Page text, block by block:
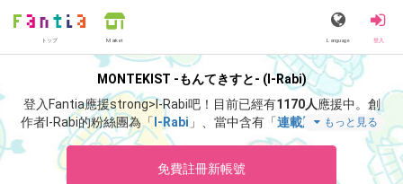
トップ Market Language 登入
MONTEKIST -もんてきすと- (I-Rabi)
登入Fantia應援strong>I-Rabi吧！ 目前已經有1170人 應援中。 創
作者I-Rabi的粉絲團為「 I-Rabi 」、當中含有「連載版･2026年8月
号（No.90）」等非常獨特的內容滿足您的視覺感官享受。
もっと見る
免費註冊新帳號